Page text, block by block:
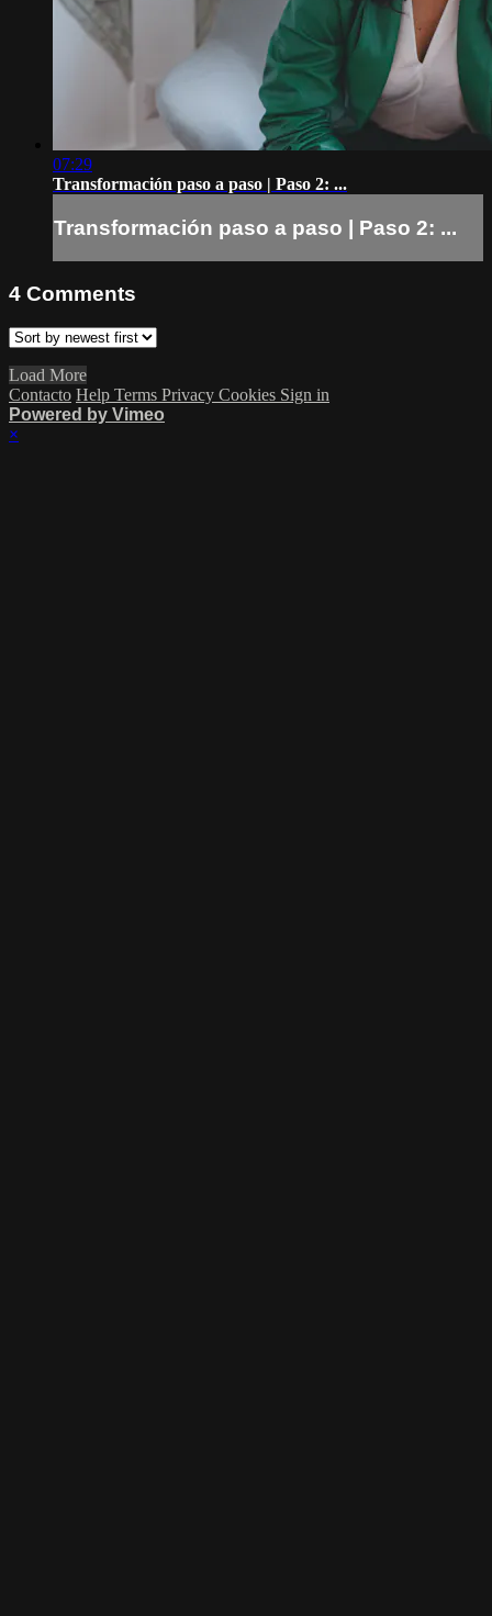
07:29
Transformación paso a paso | Paso 2: ...
Transformación paso a paso | Paso 2: ...
4 Comments
Load More
Contacto Help Terms Privacy Cookies Sign in
Powered by Vimeo
×